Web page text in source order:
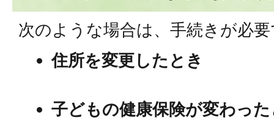
次のような場合は、手続きが必
住所を変更したとき
子どもの健康保険が変わっ